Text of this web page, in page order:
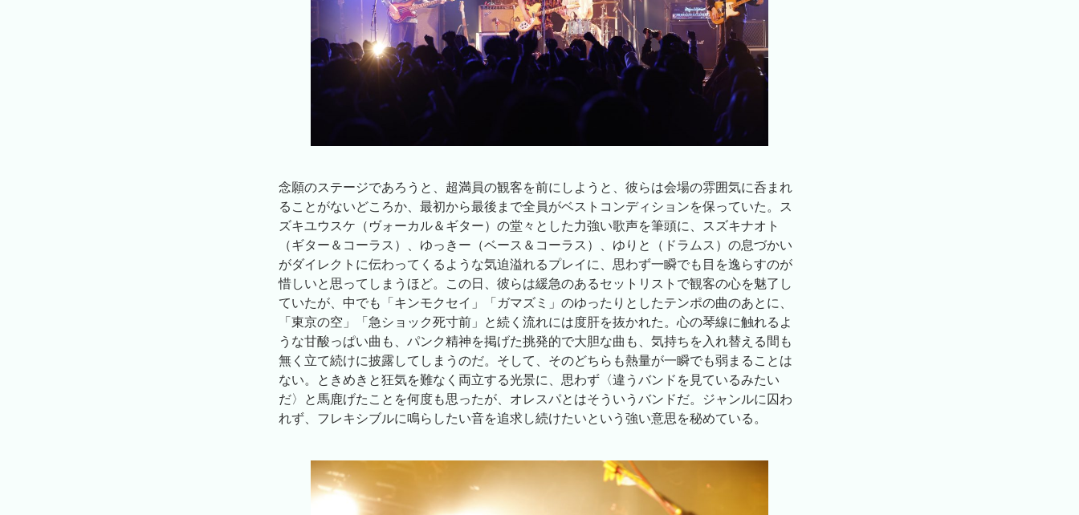
念願のステージであろうと、超満員の観客を前にしようと、彼らは会場の雰囲気に呑まれ
ることがないどころか、最初から最後まで全員がベストコンディションを保っていた。ス
ズキユウスケ（ヴォーカル＆ギター）の堂々とした力強い歌声を筆頭に、スズキナオト
（ギター＆コーラス）、ゆっきー（ベース＆コーラス）、ゆりと（ドラムス）の息づかい
がダイレクトに伝わってくるような気迫溢れるプレイに、思わず一瞬でも目を逸らすのが
惜しいと思ってしまうほど。この日、彼らは緩急のあるセットリストで観客の心を魅了し
ていたが、中でも「キンモクセイ」「ガマズミ」のゆったりとしたテンポの曲のあとに、
「東京の空」「急ショック死寸前」と続く流れには度肝を抜かれた。心の琴線に触れるよ
うな甘酸っぱい曲も、パンク精神を掲げた挑発的で大胆な曲も、気持ちを入れ替える間も
無く立て続けに披露してしまうのだ。そして、そのどちらも熱量が一瞬でも弱まることは
ない。ときめきと狂気を難なく両立する光景に、思わず〈違うバンドを見ているみたい
だ〉と馬鹿げたことを何度も思ったが、オレスパとはそういうバンドだ。ジャンルに囚わ
れず、フレキシブルに鳴らしたい音を追求し続けたいという強い意思を秘めている。